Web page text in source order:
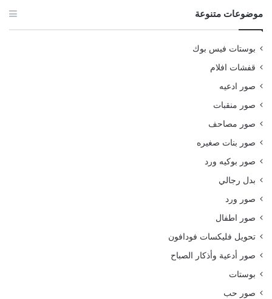
موضوعات متنوعة
بوستات فيس بوك
قفشات افلام
صور ادعيه
صور منقبات
صور مصاحف
صور بنات صغيره
صور بوكيه ورد
بدل رجالي
صور ورد
صور اطفال
تحويل فليكسات فودافون
صور أدعية وأذكار الصباح
بوستات
صور حب